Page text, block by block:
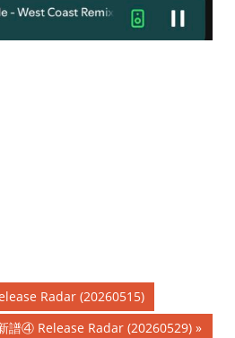
Radar (20260515)
譜④ Release Radar (20260529)